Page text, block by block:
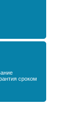
сроком